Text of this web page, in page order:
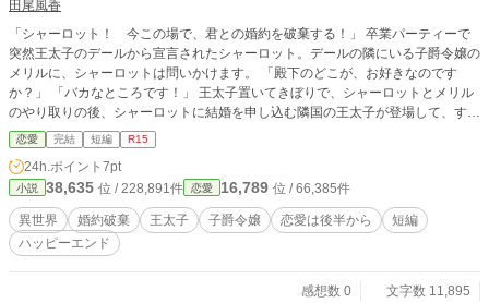
田尾風香
「シャーロット！ 今この場で、君との婚約を破棄する！」 卒業パーティーで
突然王太子のデールから宣言されたシャーロット。デールの隣にいる子爵令嬢の
メリルに、シャーロットは問いかけます。 「殿下のどこが、お好きなのです
か？」 「バカなところです！」 王太子置いてきぼりで、シャーロットとメリル
のやり取りの後、シャーロットに結婚を申し込む隣国の王太子が登場して、すべ
てが上手くいくまでのお話しです。 ※※後半の一部、話が分かりにくかったと
ころを書き直しました。
恋愛 完結 短編 R15
24h.ポイント 7pt
小説 38,635 位 / 228,891件 恋愛 16,789 位 / 66,385件
異世界 婚約破棄 王太子 子爵令嬢 恋愛は後半から
短編
ハッピーエンド
感想数 0
文字数 11,895